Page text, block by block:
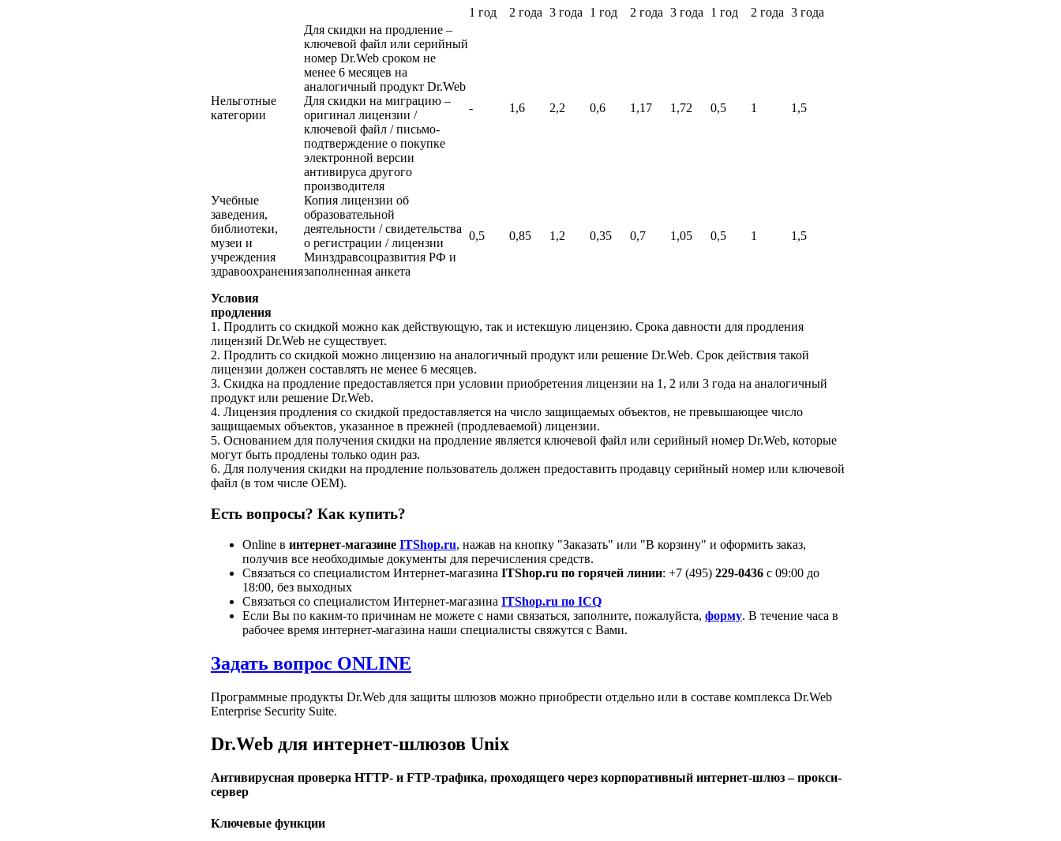
1 год
2 года 3 года 1 год 2 года 3 года 1 год 2 года 3 года
Нельготные
категории
Для скидки на продление –
ключевой файл или серийный
номер Dr.Web сроком не
менее 6 месяцев на
аналогичный продукт Dr.Web
-
1,6 2,2 0,6 1,17 1,72 0,5 1 1,5
Для скидки на миграцию –
оригинал лицензии /
ключевой файл / письмо-
подтверждение о покупке
электронной версии
антивируса другого
производителя
Учебные
заведения,
библиотеки,
музеи и
учреждения
здравоохранения
Копия лицензии об
образовательной
деятельности / свидетельства
о регистрации / лицензии
Минздравсоцразвития РФ и
заполненная анкета
0,5 0,85 1,2 0,35 0,7 1,05 0,5 1 1,5
Условия
продления
1. Продлить со скидкой можно как действующую, так и истекшую лицензию. Срока давности для продления
лицензий Dr.Web не существует.
2. Продлить со скидкой можно лицензию на аналогичный продукт или решение Dr.Web. Срок действия такой
лицензии должен составлять не менее 6 месяцев.
3. Скидка на продление предоставляется при условии приобретения лицензии на 1, 2 или 3 года на аналогичный
продукт или решение Dr.Web.
4. Лицензия продления со скидкой предоставляется на число защищаемых объектов, не превышающее число
защищаемых объектов, указанное в прежней (продлеваемой) лицензии.
5. Основанием для получения скидки на продление является ключевой файл или серийный номер Dr.Web, которые
могут быть продлены только один раз.
6. Для получения скидки на продление пользователь должен предоставить продавцу серийный номер или ключевой
файл (в том числе ОЕМ).
Есть вопросы? Как купить?
Online в интернет-магазине ITShop.ru, нажав на кнопку "Заказать" или "В корзину" и оформить заказ,
получив все необходимые документы для перечисления средств.
Связаться со специалистом Интернет-магазина ITShop.ru по горячей линии: +7 (495) 229-0436 c 09:00 до
18:00, без выходных
Связаться со специалистом Интернет-магазина ITShop.ru по ICQ
Если Вы по каким-то причинам не можете с нами связаться, заполните, пожалуйста, форму. В течение часа в
рабочее время интернет-магазина наши специалисты свяжутся с Вами.
Задать вопрос ONLINE
Программные продукты Dr.Web для защиты шлюзов можно приобрести отдельно или в составе комплекса Dr.Web
Enterprise Security Suite.
Dr.Web для интернет-шлюзов Unix
Антивирусная проверка HTTP- и FTP-трафика, проходящего через корпоративный интернет-шлюз – прокси-
cервер
Ключевые функции